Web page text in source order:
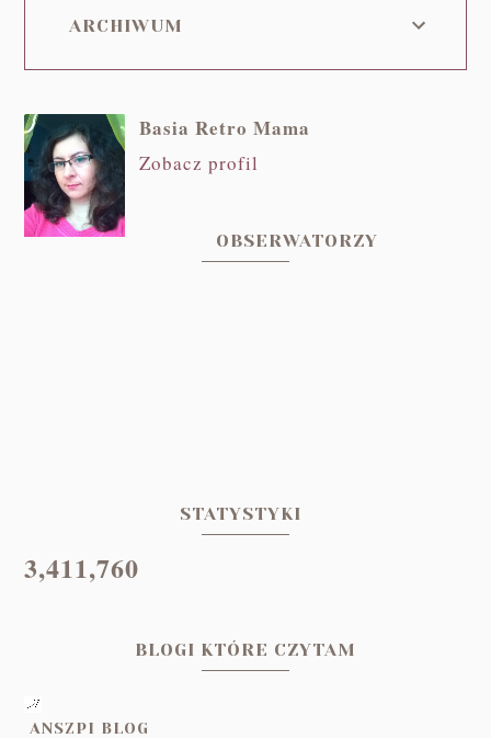
ARCHIWUM
Basia Retro Mama
Zobacz profil
OBSERWATORZY
STATYSTYKI
3,411,760
BLOGI KTÓRE CZYTAM
ANSZPI BLOG